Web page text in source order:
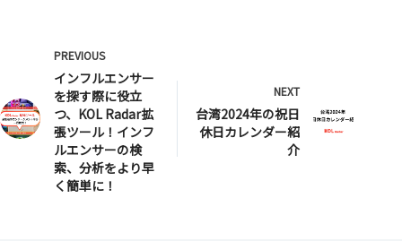
PREVIOUS
インフルエンサー
を探す際に役立
つ、KOL Radar拡
張ツール！インフ
ルエンサーの検
索、分析をより早
く簡単に！
NEXT
台湾2024年の祝日
休日カレンダー紹
介